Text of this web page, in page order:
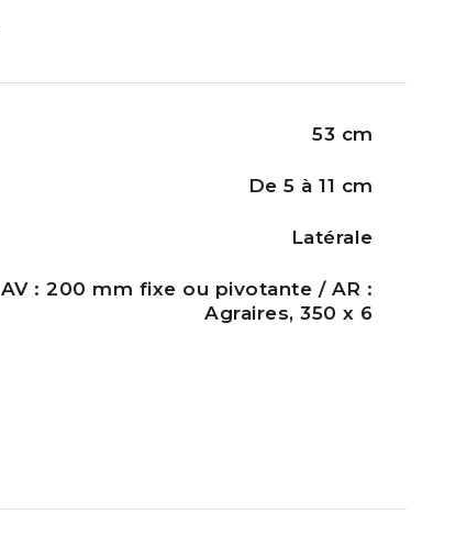
53 cm
De 5 à 11 cm
Latérale
AV : 200 mm fixe ou pivotante / AR :
Agraires, 350 x 6​